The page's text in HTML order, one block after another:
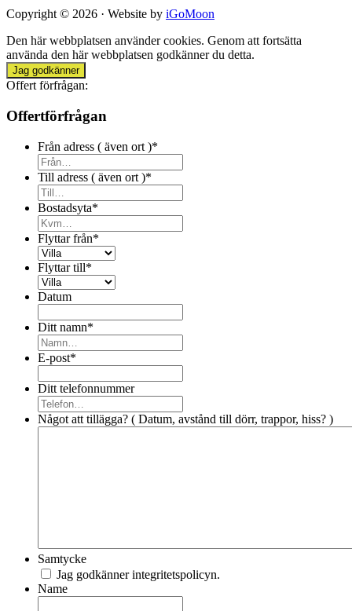
Copyright © 2026 · Website by iGoMoon
Den här webbplatsen använder cookies. Genom att fortsätta
använda den här webbplatsen godkänner du detta.
Jag godkänner
Offert förfrågan:
Offertförfrågan
Från adress ( även ort )*
Till adress ( även ort )*
Bostadsyta*
Flyttar från*
Flyttar till*
Datum
Ditt namn*
E-post*
Ditt telefonnummer
Något att tillägga? ( Datum, avstånd till dörr, trappor, hiss? )
Samtycke
Jag godkänner integritetspolicyn.
Name